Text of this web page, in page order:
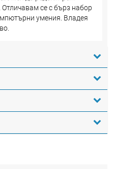
Отличавам се с бърз набор
умения. Владея